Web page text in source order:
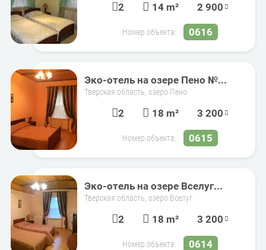
2 14 m² 2 900
Номер объекта: 0616
Эко-отель на озере Пено №...
Тверская область, озеро Пено
2 18 m² 3 200
Номер объекта: 0615
Эко-отель на озере Вселуг...
Тверская область, озеро Вселуг
2 18 m² 3 200
Номер объекта: 0614